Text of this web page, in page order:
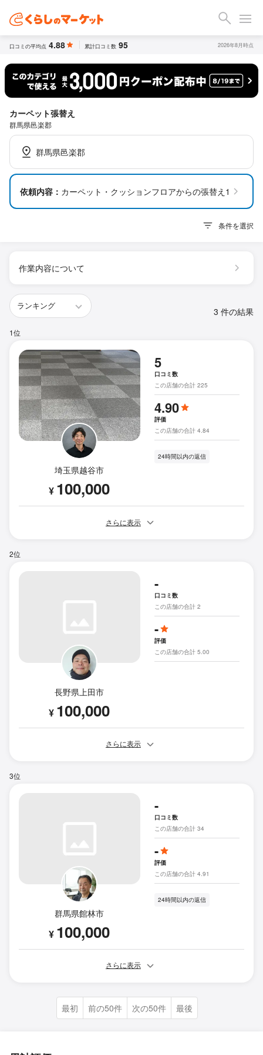
口コミの平均点 4.88 累計口コミ数 95 2026年8月時点
カーペット張替え
群馬県邑楽郡
群馬県邑楽郡
依頼内容： カーペット・クッションフロアからの張替え10平米
条件を選択
作業内容について
3 件の結果
1位
埼玉県越谷市
¥ 100,000
5
口コミ数
この店舗の合計 225
4.90
評価
この店舗の合計 4.84
24時間以内の返信
さらに表示
2位
長野県上田市
¥ 100,000
-
口コミ数
この店舗の合計 2
-
評価
この店舗の合計 5.00
さらに表示
3位
群馬県館林市
¥ 100,000
-
口コミ数
この店舗の合計 34
-
評価
この店舗の合計 4.91
24時間以内の返信
さらに表示
最初 前の50件 次の50件 最後